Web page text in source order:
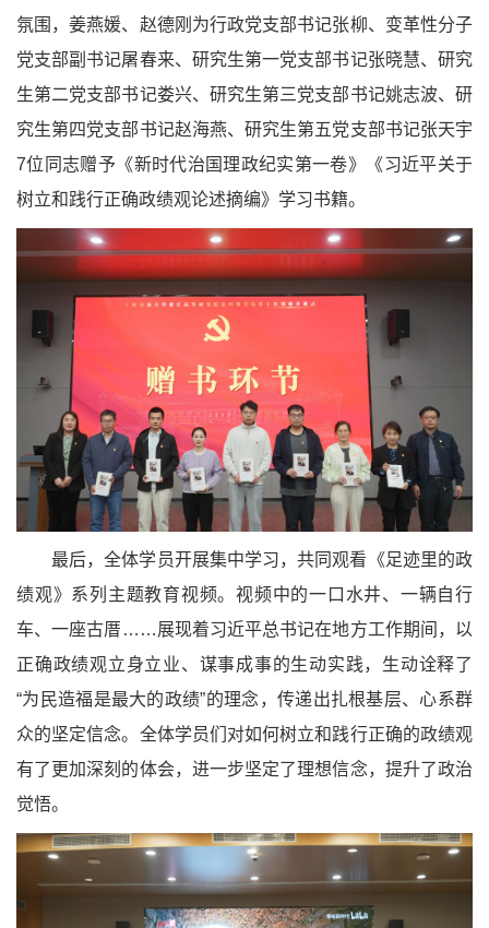
氛围，姜燕媛、赵德刚为行政党支部书记张柳、变革性分子
党支部副书记屠春来、研究生第一党支部书记张晓慧、研究
生第二党支部书记娄兴、研究生第三党支部书记姚志波、研
究生第四党支部书记赵海燕、研究生第五党支部书记张天宇
7位同志赠予《新时代治国理政纪实第一卷》《习近平关于
树立和践行正确政绩观论述摘编》学习书籍。
最后，全体学员开展集中学习，共同观看《足迹里的政
绩观》系列主题教育视频。视频中的一口水井、一辆自行
车、一座古厝……展现着习近平总书记在地方工作期间，以
正确政绩观立身立业、谋事成事的生动实践，生动诠释了
“为民造福是最大的政绩”的理念，传递出扎根基层、心系群
众的坚定信念。全体学员们对如何树立和践行正确的政绩观
有了更加深刻的体会，进一步坚定了理想信念，提升了政治
觉悟。